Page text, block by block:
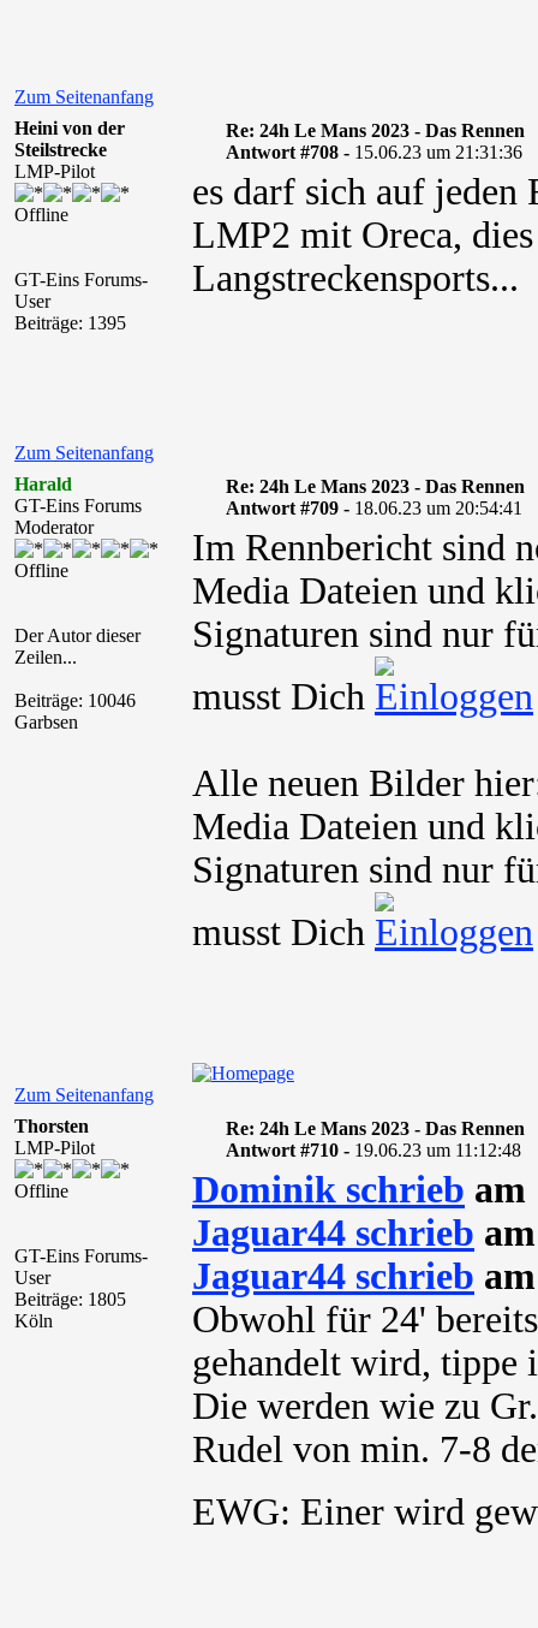
Zum Seitenanfang
Heini von der
Steilstrecke
LMP-Pilot
Offline
GT-Eins Forums-
User
Beiträge: 1395
Re: 24h Le Mans 2023 - Das Rennen
Antwort #708 - 15.06.23 um 21:31:36
es darf sich auf
LMP2 mit Oreca, dies
Langstreckensports...
Zum Seitenanfang
Harald
GT-Eins Forums
Moderator
Offline
Der Autor dieser
Zeilen...
Beiträge: 10046
Garbsen
Re: 24h Le Mans 2023 - Das Rennen
Antwort #709 - 18.06.23 um 20:54:41
Im Rennbericht sind
Media Dateien und
Signaturen sind nur
musst Dich
Alle neuen Bilder
Media Dateien und
Signaturen sind nur
musst Dich
Zum Seitenanfang
Thorsten
LMP-Pilot
Offline
GT-Eins Forums-
User
Beiträge: 1805
Köln
Re: 24h Le Mans 2023 - Das Rennen
Antwort #710 - 19.06.23 um 11:12:48
Dominik schrieb am
Jaguar44 schrieb
Jaguar44 schrieb
Obwohl für 24'
gehandelt wird, tippe
Die werden wie zu
Rudel von min. 7-8
EWG: Einer wird